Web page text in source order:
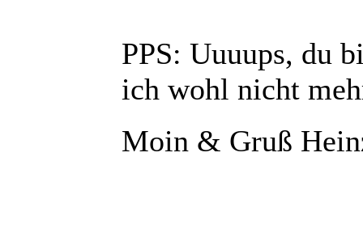
PPS: Uuuups, du
ich wohl nicht
Moin & Gruß